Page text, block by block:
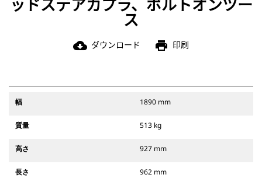
ス
cloud_download ダウンロード print 印刷
幅 1890 mm
質量 513 kg
高さ 927 mm
長さ 962 mm